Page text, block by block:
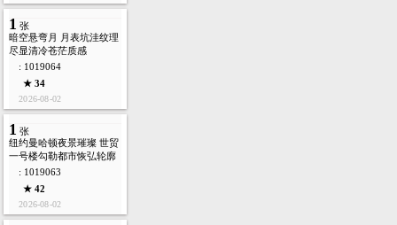
1 张
暗空悬弯月 月表坑洼纹理
尽显清冷苍茫质感
: 1019064
★ 34
2026-08-02
1 张
纽约曼哈顿夜景璀璨 世贸
一号楼勾勒都市恢弘轮廓
: 1019063
★ 42
2026-08-02